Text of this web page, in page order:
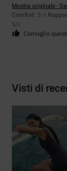
Mostra originale -
Comfort: 5/5
5/5
Consiglio
Visti di